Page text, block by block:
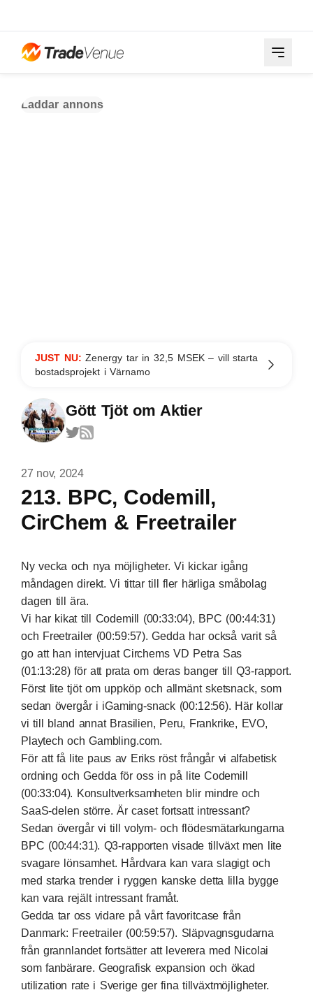
Laddar annons
JUST NU:Zenergy tar in 32,5 MSEK – vill starta
bostadsprojekt i Värnamo
Gött Tjöt om Aktier
27 nov, 2024
213. BPC, Codemill,
CirChem & Freetrailer
Ny vecka och nya möjligheter. Vi kickar igång
måndagen direkt. Vi tittar till fler härliga småbolag
dagen till ära.
Vi har kikat till Codemill (00:33:04), BPC (00:44:31)
och Freetrailer (00:59:57). Gedda har också varit så
go att han intervjuat Circhems VD Petra Sas
(01:13:28) för att prata om deras banger till Q3-rapport.
Först lite tjöt om uppköp och allmänt sketsnack, som
sedan övergår i iGaming-snack (00:12:56). Här kollar
vi till bland annat Brasilien, Peru, Frankrike, EVO,
Playtech och Gambling.com.
För att få lite paus av Eriks röst frångår vi alfabetisk
ordning och Gedda för oss in på lite Codemill
(00:33:04). Konsultverksamheten blir mindre och
SaaS-delen större. Är caset fortsatt intressant?
Sedan övergår vi till volym- och flödesmätarkungarna
BPC (00:44:31). Q3-rapporten visade tillväxt men lite
svagare lönsamhet. Hårdvara kan vara slagigt och
med starka trender i ryggen kanske detta lilla bygge
kan vara rejält intressant framåt.
Gedda tar oss vidare på vårt favoritcase från
Danmark: Freetrailer (00:59:57). Släpvagnsgudarna
från grannlandet fortsätter att leverera med Nicolai
som fanbärare. Geografisk expansion och ökad
utilization rate i Sverige ger fina tillväxtmöjligheter.